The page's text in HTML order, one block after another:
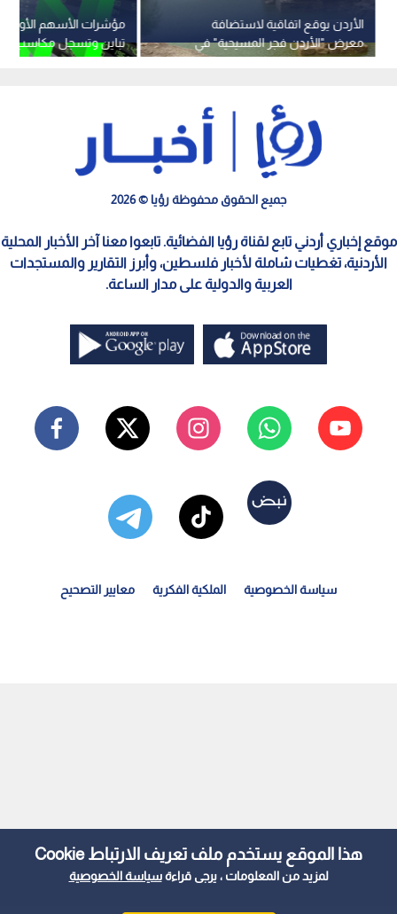
هذا الموقع يستخدم ملف تعريف الارتباط Cookie
لمزيد من المعلومات ، يرجى قراءةسياسة الخصوصية
مؤشرات الأسهم
تباين وتسجل مكاسب
للشهر الرابع على التوالي
الأردن يوقع اتفاقية لاستضافة
معرض "الأردن فجر المسيحية" في
واشنطن
جميع الحقوق محفوظة رؤيا © 2026
موقع إخباري أردني تابع لقناة رؤيا الفضائية. تابعوا معنا آخر الأخبار المحلية
الأردنية، تغطيات شاملة لأخبار فلسطين، وأبرز التقارير والمستجدات
العربية والدولية على مدار الساعة.
سياسة الخصوصية الملكية الفكرية معايير التصحيح